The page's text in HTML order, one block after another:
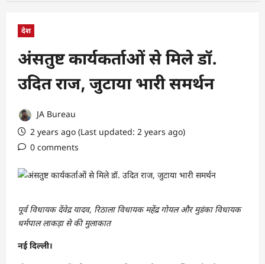
देश
अंसतुष्ट कार्यकर्ताओं से मिले डॉ.
उदित राज, जुटाया भारी समर्थन
JA Bureau
2 years ago (Last updated: 2 years ago)
0 comments
पूर्व विधायक देंवेद्र यादव, रिठाला विधायक महेंद्र गोयल और मुडंका विधायक
धर्मपाल लाकड़ा से की मुलाकात
नई दिल्ली।